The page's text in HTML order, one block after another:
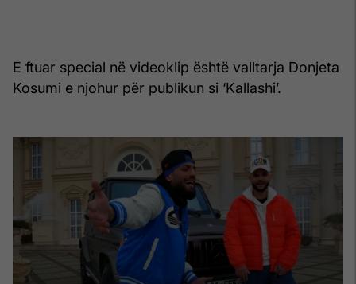
E ftuar special në videoklip është valltarja Donjeta
Kosumi e njohur për publikun si ‘Kallashi’.